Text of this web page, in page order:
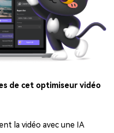
de cet optimiseur vidéo
la vidéo avec une IA